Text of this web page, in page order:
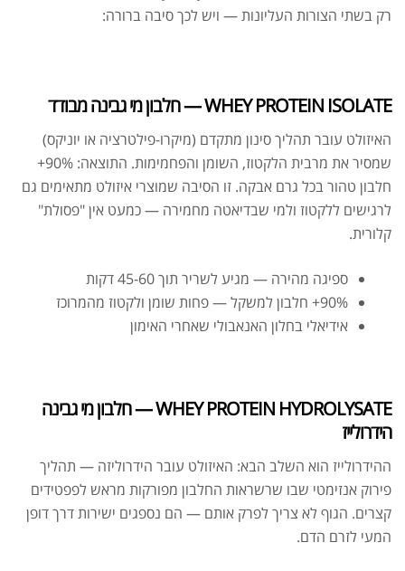
רק בשתי הצורות העליונות — ויש לכך סיבה ברורה:
WHEY PROTEIN ISOLATE — חלבון מי גבינה מבודד
האיזולט עובר תהליך סינון מתקדם (מיקרו-פילטרציה או יוניקס)
שמסיר את מרבית הלקטוז, השומן והפחמימות. התוצאה: 90%+
חלבון טהור בכל גרם אבקה. זו הסיבה שמוצרי איזולט מתאימים גם
לרגישים ללקטוז ולמי שבדיאטה מחמירה — כמעט אין "פסולת"
קלורית.
ספיגה מהירה — מגיע לשריר תוך 45-60 דקות
90%+ חלבון למשקל — פחות שומן ולקטוז מהמרוכז
אידיאלי בחלון האנאבולי שאחרי האימון
WHEY PROTEIN HYDROLYSATE — חלבון מי גבינה
הידרולייז
ההידרולייז הוא השלב הבא: האיזולט עובר הידרוליזה — תהליך
פירוק אנזימטי שבו שרשראות החלבון מפורקות מראש לפפטידים
קצרים. הגוף לא צריך לפרק אותם — הם נספגים ישירות דרך דופן
המעי לזרם הדם.